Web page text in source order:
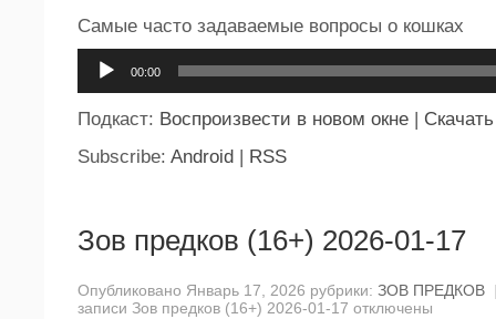
Самые часто задаваемые вопросы о кошках
00:00
Подкаст: Воспроизвести в новом окне | Скачать
Subscribe: Android | RSS
Зов предков (16+) 2026-01-17
Опубликовано Январь 17, 2026 рубрики: ЗОВ ПРЕДКОВ
записи Зов предков (16+) 2026-01-17 отключены